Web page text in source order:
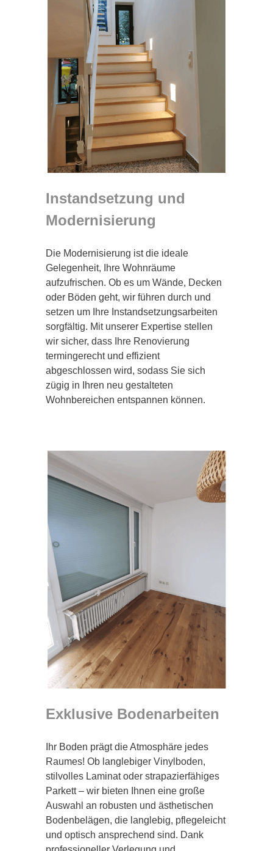
Instandsetzung und
Modernisierung
Die Modernisierung ist die ideale
Gelegenheit, Ihre Wohnräume
aufzufrischen. Ob es um Wände, Decken
oder Böden geht, wir führen durch und
setzen um Ihre Instandsetzungsarbeiten
sorgfältig. Mit unserer Expertise stellen
wir sicher, dass Ihre Renovierung
termingerecht und effizient
abgeschlossen wird, sodass Sie sich
zügig in Ihren neu gestalteten
Wohnbereichen entspannen können.
Exklusive Bodenarbeiten
Ihr Boden prägt die Atmosphäre jedes
Raumes! Ob langlebiger Vinylboden,
stilvolles Laminat oder strapazierfähiges
Parkett – wir bieten Ihnen eine große
Auswahl an robusten und ästhetischen
Bodenbelägen, die langlebig, pflegeleicht
und optisch ansprechend sind. Dank